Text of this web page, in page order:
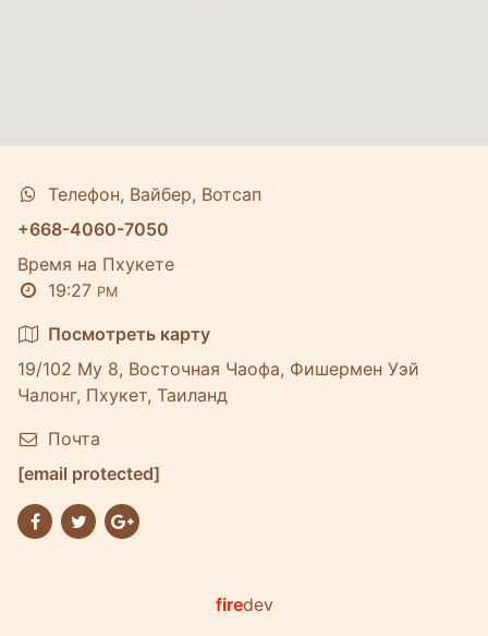
Телефон, Вайбер, Вотсап
+668-4060-7050
Время на Пхукете
19:27 PM
Посмотреть карту
19/102 Му 8, Восточная Чаофа, Фишермен Уэй
Чалонг, Пхукет, Таиланд
Почта
[email protected]
firedev